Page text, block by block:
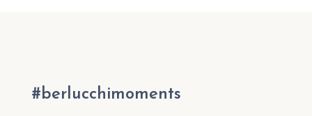
#berlucchimoments